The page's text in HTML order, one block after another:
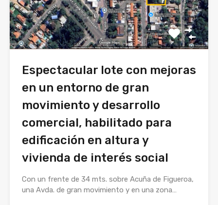
Espectacular lote con mejoras
en un entorno de gran
movimiento y desarrollo
comercial, habilitado para
edificación en altura y
vivienda de interés social
Con un frente de 34 mts. sobre Acuña de Figueroa,
una Avda. de gran movimiento y en una zona…